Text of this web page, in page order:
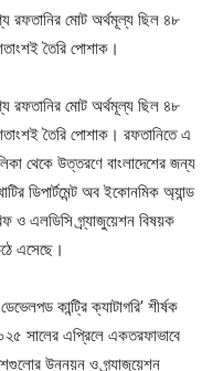
রফতানির মোট অর্থমূল্য ছিল ৪৮
তৈরি পোশাক।
রফতানির মোট অর্থমূল্য ছিল ৪৮
তৈরি পোশাক। রফতানিতে এ
থেকে উত্তরণে বাংলাদেশের জন্য
ডিপার্টমেন্ট অব ইকোনমিক অ্যান্ড
ও এলডিসি গ্র্যাজুয়েশন বিষয়ক
এসেছে।
কান্ট্রি ক্যাটাগরি’ শীর্ষক
সালের এপ্রিলে একতরফাভাবে
উন্নয়ন ও গ্র্যাজুয়েশন